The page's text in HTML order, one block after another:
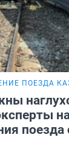
ПОЕЗДА
поезда